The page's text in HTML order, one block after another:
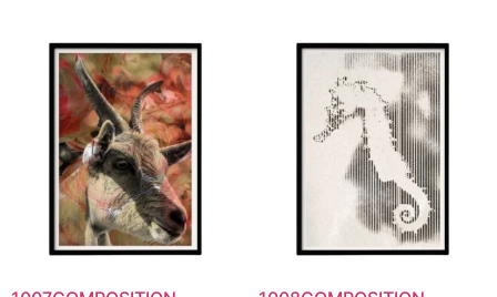
Les
options
peuvent
être
choisies
sur
la
page
options
peuvent
être
choisies
page